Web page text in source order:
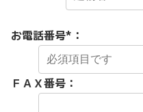
お電話番号* ：
ＦＡＸ番号：